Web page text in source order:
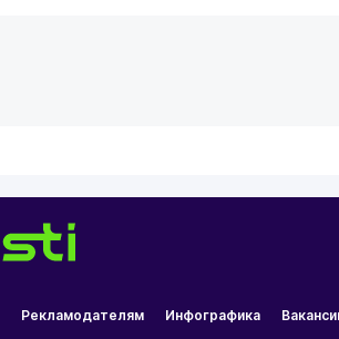
Рекламодателям Инфографика